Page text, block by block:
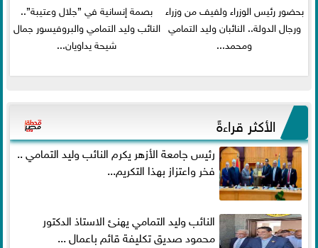
بحضور رئيس الوزراء ولفيف من وزراء
ورجال الدولة.. النائبان وليد التمامي
ومحمد...
بصمة إنسانية في ”جلال وعتيبة”..
النائب وليد التمامي والبروفيسور جمال
شيحة يداويان...
الأكثر قراءةً
رئيس جامعة الأزهر يكرم النائب وليد التمامي ..
فخر واعتزاز بهذا التكريم...
النائب وليد التمامي يهنئ الاستاذ الدكتور
محمود صديق تكليفة قائم باعمال ...